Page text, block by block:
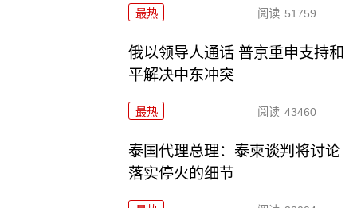
最热 阅读 51759
俄以领导人通话 普京重申支持和
平解决中东冲突
最热 阅读 43460
泰国代理总理：泰柬谈判将讨论
落实停火的细节